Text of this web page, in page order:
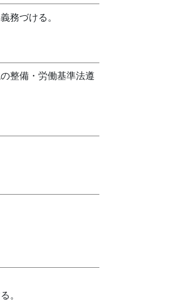
務づける。
整備・労働基準法遵
。